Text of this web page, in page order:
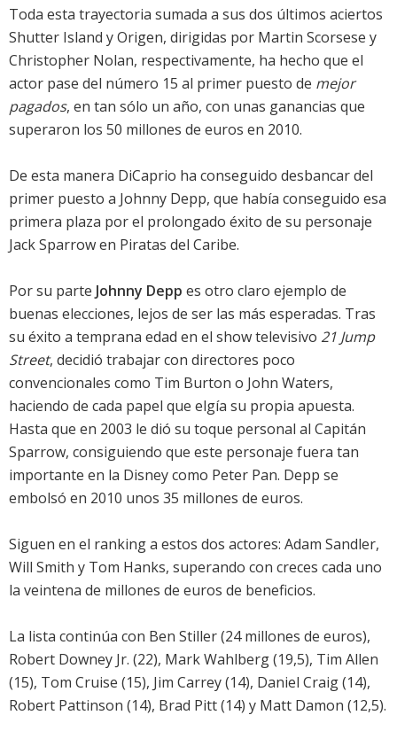
Toda esta trayectoria sumada a sus dos últimos aciertos
Shutter Island yOrigen, dirigidas por Martin Scorsese y
Christopher Nolan, respectivamente, ha hecho que el
actor pase del número 15 al primer puesto de mejor
pagados, en tan sólo un año, con unas ganancias que
superaron los 50 millones de euros en 2010.
De esta manera DiCaprio ha conseguido desbancar del
primer puesto a Johnny Depp, que había conseguido esa
primera plaza por el prolongado éxito de su personaje
Jack Sparrow en Piratas del Caribe.
Por su parte Johnny Depp es otro claro ejemplo de
buenas elecciones, lejos de ser las más esperadas. Tras
su éxito a temprana edad en el show televisivo 21 Jump
Street, decidió trabajar con directores poco
convencionales como Tim Burton o John Waters,
haciendo de cada papel que elgía su propia apuesta.
Hasta que en 2003 le dió su toque personal al Capitán
Sparrow, consiguiendo que este personaje fuera tan
importante en la Disney como Peter Pan. Depp se
embolsó en 2010 unos 35 millones de euros.
Siguen en el ranking a estos dos actores: Adam Sandler,
Will Smith y Tom Hanks, superando con creces cada uno
la veintena de millones de euros de beneficios.
La lista continúa con Ben Stiller(24 millones de euros),
Robert Downey Jr. (22), Mark Wahlberg(19,5), Tim Allen
(15), Tom Cruise (15), Jim Carrey(14), Daniel Craig(14),
Robert Pattinson (14), Brad Pitt(14) y Matt Damon (12,5).